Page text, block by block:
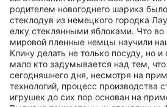
родителем новогоднего шарика
стеклодув из немецкого городка
елку стеклянными яблоками. Что
мировой пленные немцы научили
Клину делать не только посуду, но
мало кто задумывается над тем,
сегодняшнего дня, несмотря на
технологий, процесс производства
игрушек до сих пор основан на